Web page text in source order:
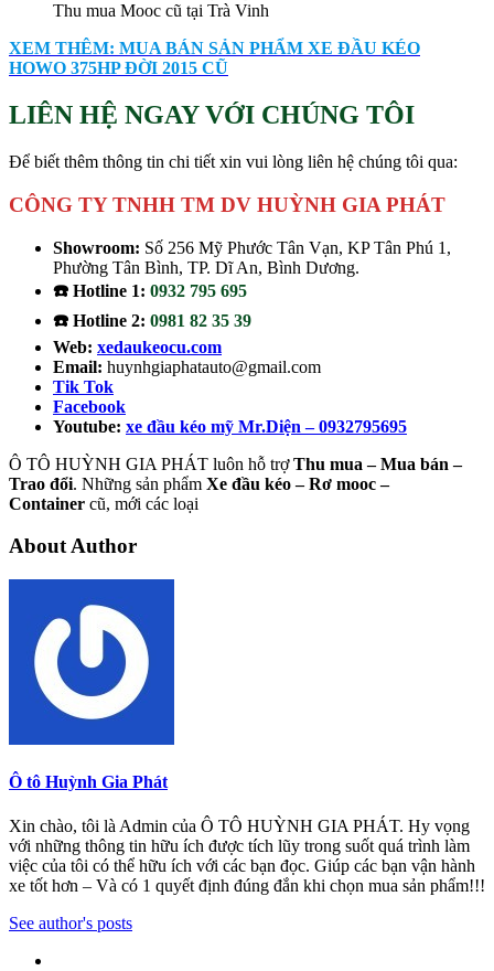
Thu mua Mooc cũ tại Trà Vinh
XEM THÊM: MUA BÁN SẢN PHẨM XE ĐẦU KÉO
HOWO 375HP ĐỜI 2015 CŨ
LIÊN HỆ NGAY VỚI CHÚNG TÔI
Để biết thêm thông tin chi tiết xin vui lòng liên hệ chúng tôi qua:
CÔNG TY TNHH TM DV HUỲNH GIA PHÁT
Showroom: Số 256 Mỹ Phước Tân Vạn, KP Tân Phú 1,
Phường Tân Bình, TP. Dĩ An, Bình Dương.
☎️ Hotline 1: 0932 795 695
☎️ Hotline 2: 0981 82 35 39
Web: xedaukeocu.com
Email: huynhgiaphatauto@gmail.com
Tik Tok
Facebook
Youtube: xe đầu kéo mỹ Mr.Diện – 0932795695
Ô TÔ HUỲNH GIA PHÁT luôn hỗ trợThu mua – Mua bán –
Trao đổi. Những sản phẩm Xe đầu kéo – Rơ mooc –
Container cũ, mới các loại
About Author
Ô tô Huỳnh Gia Phát
Xin chào, tôi là Admin của Ô TÔ HUỲNH GIA PHÁT. Hy vọng
với những thông tin hữu ích được tích lũy trong suốt quá trình làm
việc của tôi có thể hữu ích với các bạn đọc. Giúp các bạn vận hành
xe tốt hơn – Và có 1 quyết định đúng đắn khi chọn mua sản phẩm!!!
See author's posts